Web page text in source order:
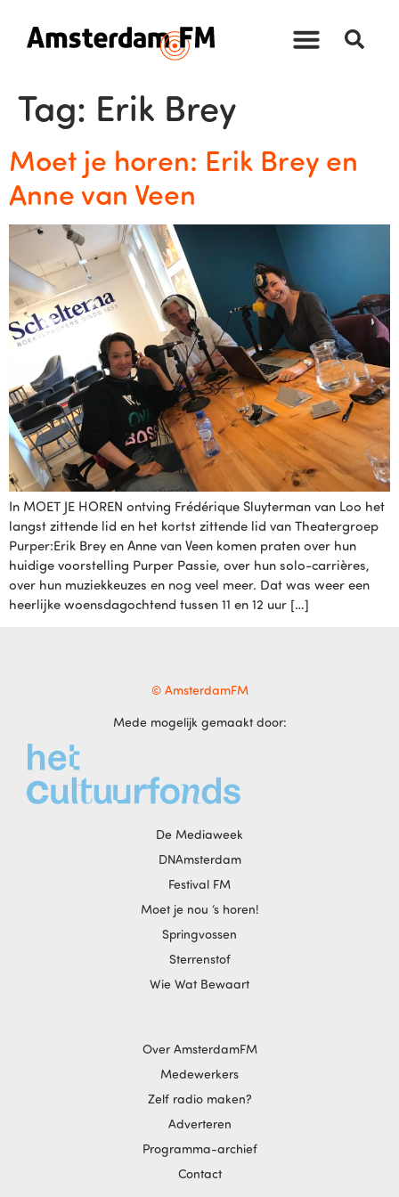
Tag: Erik Brey
Moet je horen: Erik Brey en
Anne van Veen
In MOET JE HOREN ontving Frédérique Sluyterman van Loo het
langst zittende lid en het kortst zittende lid van Theatergroep
Purper:Erik Brey en Anne van Veen komen praten over hun
huidige voorstelling Purper Passie, over hun solo-carrières,
over hun muziekkeuzes en nog veel meer. Dat was weer een
heerlijke woensdagochtend tussen 11 en 12 uur […]
© AmsterdamFM
Mede mogelijk gemaakt door:
De Mediaweek
DNAmsterdam
Festival FM
Moet je nou ‘s horen!
Springvossen
Sterrenstof
Wie Wat Bewaart
Over AmsterdamFM
Medewerkers
Zelf radio maken?
Adverteren
Programma-archief
Contact